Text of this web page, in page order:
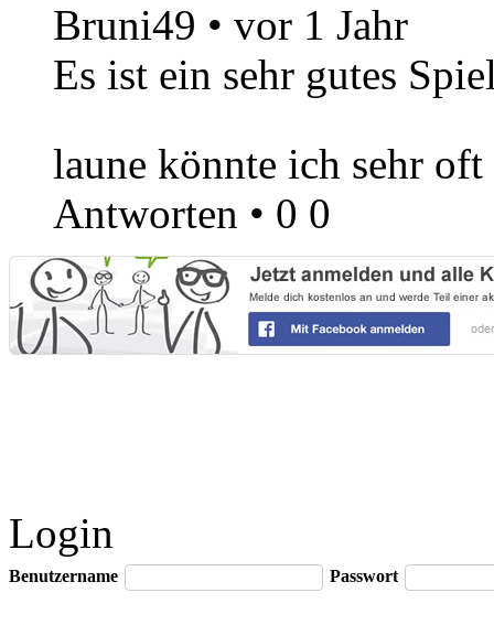
Bruni49 • vor 1 Jahr
Es ist ein sehr gutes
laune könnte ich sehr
Antworten • 0 0
Login
Benutzername Passwort